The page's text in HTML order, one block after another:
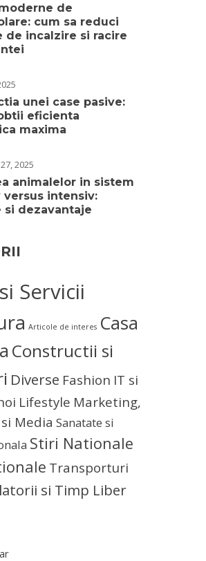
de
cum sa reduci
de incalzire si racire
unei case pasive:
eficienta
maxima
2025
animalelor in sistem
versus intensiv:
si dezavantaje
Servicii
Articole de interes Casa
Constructii si
Diverse Fashion IT si
Lifestyle Marketing,
Media Sanatate si
Stiri Nationale
Transporturi
si Timp Liber